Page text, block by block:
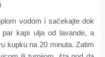
vodom i sačekajte dok
kapi ulja od lavande, a
kupku na 20 minuta. Zatim